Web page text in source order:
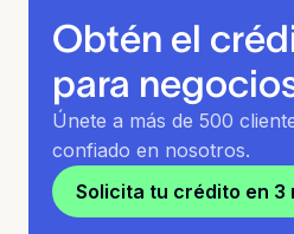
Obtén el
para
Únete a más de 500
confiado en nosotros.
Solicita tu crédito en 3